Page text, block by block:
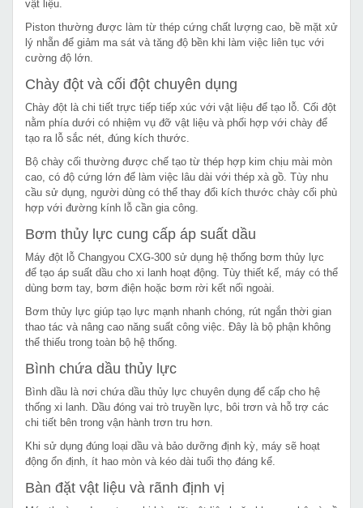
vật liệu.
Piston thường được làm từ thép cứng chất lượng cao, bề mặt xử
lý nhẵn để giảm ma sát và tăng độ bền khi làm việc liên tục với
cường độ lớn.
Chày đột và cối đột chuyên dụng
Chày đột là chi tiết trực tiếp tiếp xúc với vật liệu để tạo lỗ. Cối đột
nằm phía dưới có nhiệm vụ đỡ vật liệu và phối hợp với chày để
tạo ra lỗ sắc nét, đúng kích thước.
Bộ chày cối thường được chế tạo từ thép hợp kim chịu mài mòn
cao, có độ cứng lớn để làm việc lâu dài với thép xà gồ. Tùy nhu
cầu sử dụng, người dùng có thể thay đổi kích thước chày cối phù
hợp với đường kính lỗ cần gia công.
Bơm thủy lực cung cấp áp suất dầu
Máy đột lỗ Changyou CXG-300 sử dụng hệ thống bơm thủy lực
để tạo áp suất dầu cho xi lanh hoạt động. Tùy thiết kế, máy có thể
dùng bơm tay, bơm điện hoặc bơm rời kết nối ngoài.
Bơm thủy lực giúp tạo lực mạnh nhanh chóng, rút ngắn thời gian
thao tác và nâng cao năng suất công việc. Đây là bộ phận không
thể thiếu trong toàn bộ hệ thống.
Bình chứa dầu thủy lực
Bình dầu là nơi chứa dầu thủy lực chuyên dụng để cấp cho hệ
thống xi lanh. Dầu đóng vai trò truyền lực, bôi trơn và hỗ trợ các
chi tiết bên trong vận hành trơn tru hơn.
Khi sử dụng đúng loại dầu và bảo dưỡng định kỳ, máy sẽ hoạt
động ổn định, ít hao mòn và kéo dài tuổi thọ đáng kể.
Bàn đặt vật liệu và rãnh định vị